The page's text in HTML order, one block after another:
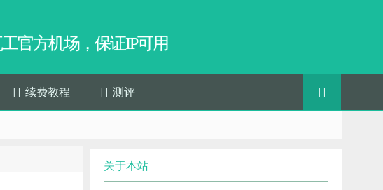
官方机场，保证IP可用
续费教程 测评
关于本站